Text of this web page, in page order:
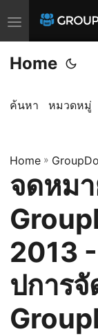
T
o
g
l
a
v
i
g
t
i
o
n
Home
ค้นหา หมวดหมู่
Home »
จดหม
2013
ปการจั